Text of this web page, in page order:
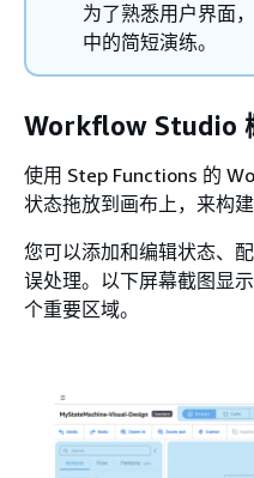
为了熟悉用户界面
中的简短演练。
Workflow Studio
使用 Step Functions 的
状态拖放到画布上，来构建
您可以添加和编辑状态、
误处理。以下屏幕截图显
个重要区域。